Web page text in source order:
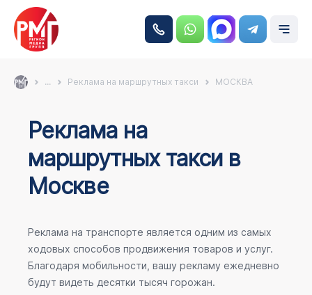
... Реклама на маршрутных такси МОСКВА
Реклама на
маршрутных такси в
Москве
Реклама на транспорте является одним из самых
ходовых способов продвижения товаров и услуг.
Благодаря мобильности, вашу рекламу ежедневно
будут видеть десятки тысяч горожан.